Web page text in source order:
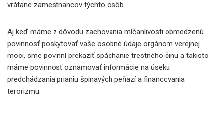
vrátane zamestnancov týchto osôb.
Aj keď máme z dôvodu zachovania mlčanlivosti obmedzenú
povinnosť poskytovať vaše osobné údaje orgánom verejnej
moci, sme povinní prekaziť spáchanie trestného činu a takisto
máme povinnosť oznamovať informácie na úseku
predchádzania prianiu špinavých peňazí a financovania
terorizmu.